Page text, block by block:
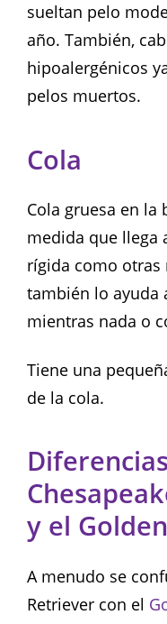
sueltan pelo
año. También,
hipoalergénicos
pelos muertos.
Cola
Cola gruesa en la
medida que llega
rígida como otras
también lo ayuda
mientras nada o
Tiene una
de la cola.
y el
A menudo se
Retriever con el